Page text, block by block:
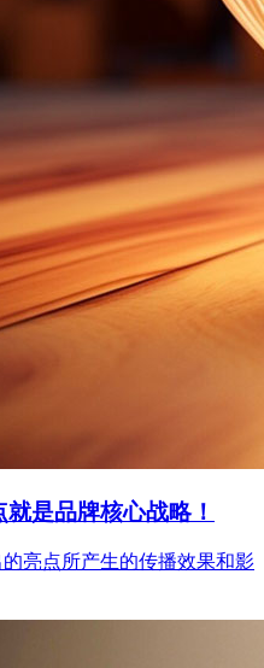
是品牌核心战略！
亮点所产生的传播效果和影